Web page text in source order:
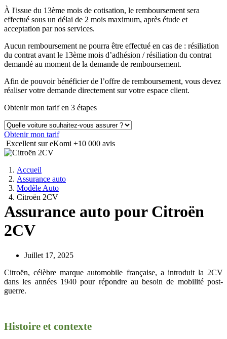
À l'issue du 13ème mois de cotisation, le remboursement sera
effectué sous un délai de 2 mois maximum, après étude et
acceptation par nos services.
Aucun remboursement ne pourra être effectué en cas de : résiliation
du contrat avant le 13ème mois d’adhésion / résiliation du contrat
demandé au moment de la demande de remboursement.
Afin de pouvoir bénéficier de l’offre de remboursement, vous devez
réaliser votre demande directement sur votre espace client.
Obtenir mon tarif en 3 étapes
Obtenir mon tarif
Excellent sur eKomi +10 000 avis
Accueil
Assurance auto
Modèle Auto
Citroën 2CV
Assurance auto pour Citroën
2CV
Juillet 17, 2025
Citroën, célèbre marque automobile française, a introduit la 2CV
dans les années 1940 pour répondre au besoin de mobilité post-
guerre.
Histoire et contexte